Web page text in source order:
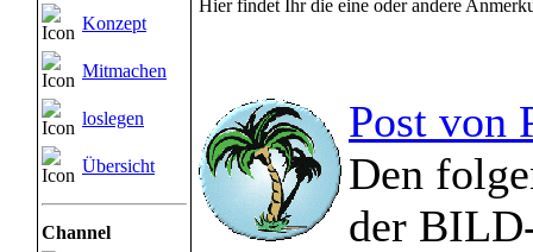
Konzept
Mitmachen
loslegen
Übersicht
Channel
Hier findet Ihr die eine oder andere
Post von
Den
der